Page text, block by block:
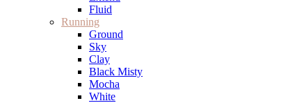
Fluid
Running
Ground
Sky
Clay
Black Misty
Mocha
White